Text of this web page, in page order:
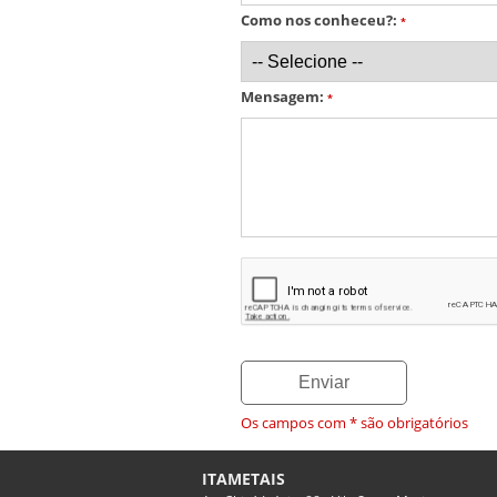
Como nos conheceu?: *
Mensagem: *
Os campos com * são obrigatórios
ITAMETAIS